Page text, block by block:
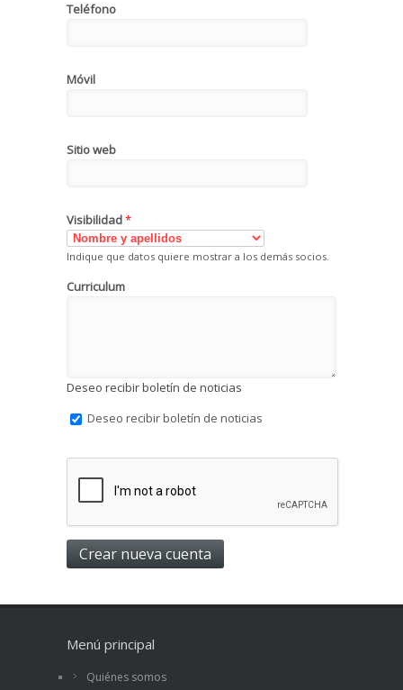
Teléfono
Móvil
Sitio web
Visibilidad*
Indique que datos quiere mostrar a los demás socios.
Curriculum
Deseo recibir boletín de noticias
Deseo recibir boletín de noticias
Menú principal
Quiénes somos